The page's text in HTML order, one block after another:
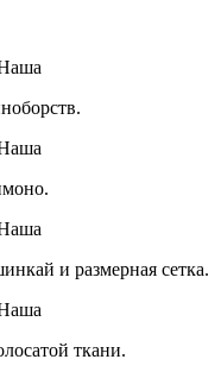
и размерная сетка.
ткани.